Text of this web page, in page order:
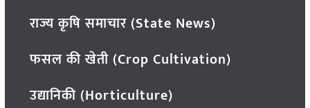
राज्य कृषि समाचार (State News)
फसल की खेती (Crop Cultivation)
उद्यानिकी (Horticulture)